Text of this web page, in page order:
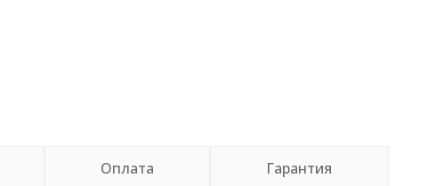
Оплата Гарантия